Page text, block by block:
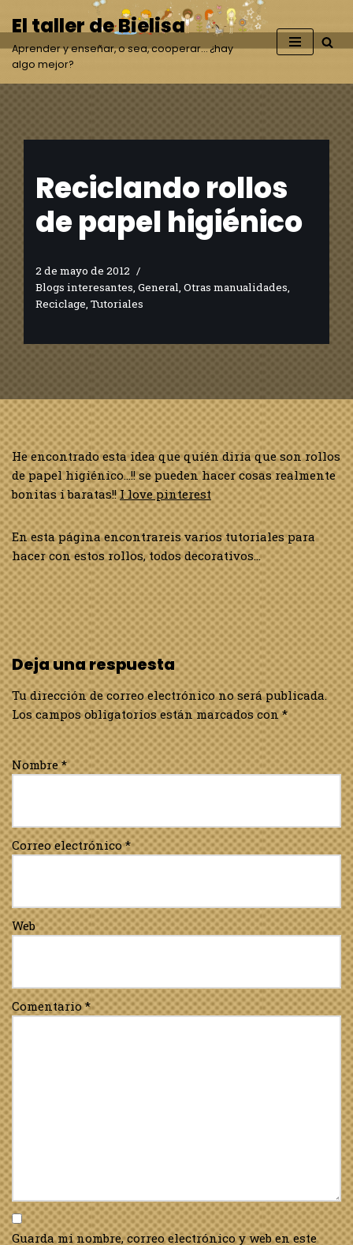
Saltar
al
contenido
El taller de Bielisa
Aprender y enseñar, o sea, cooperar… ¿hay
algo mejor?
Reciclando rollos
de papel higiénico
2 de mayo de 2012
Blogs interesantes General Otras manualidades
Reciclage Tutoriales
He encontrado esta idea que quién diría que son rollos
de papel higiénico…!! se pueden hacer cosas realmente
bonitas i baratas!!I love pinterest
En esta página encontrareis varios tutoriales para
hacer con estos rollos, todos decorativos…
Deja una respuesta
Tu dirección de correo electrónico no será publicada.
Los campos obligatorios están marcados con*
Nombre*
Correo electrónico*
Web
Comentario*
Guarda mi nombre, correo electrónico y web en este